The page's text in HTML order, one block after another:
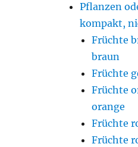
Pflanzen
kompakt,
Früchte
braun
Früchte
Früchte
orange
Früchte
Früchte